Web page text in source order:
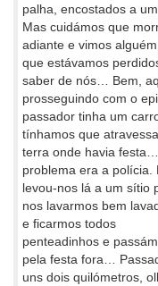
palha, encostados a
Mas cuidámos que
adiante e vimos
que estávamos
saber de nós… Bem,
prosseguindo com o
passador tinha um
tínhamos que
terra onde havia
problema era a polícia.
levou-nos lá a um sítio
nos lavarmos bem
e ficarmos todos
penteadinhos e
pela festa fora…
uns dois quilómetros,